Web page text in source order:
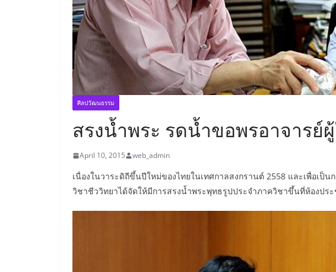
ศิลปวัฒนธรรม
สรงน้ำพระ รดน้ำขอพรอาจารย์
April 10, 2015 web_admin
เนื่องในวาระดิถีขึ้นปีใหม่ของไทยในเทศกาลสงกรานต์ 2558 และเพื่อเ
วิชาชีววิทยาได้จัดให้มีการสรงน้ำพระพุทธรูปประจำภาควิชาขึ้นที่ห้องปร